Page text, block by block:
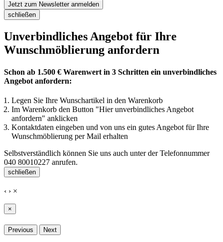
Jetzt zum Newsletter anmelden
schließen
Unverbindliches Angebot für Ihre
Wunschmöblierung anfordern
Schon ab 1.500 € Warenwert in 3 Schritten ein unverbindliches
Angebot anfordern:
Legen Sie Ihre Wunschartikel in den Warenkorb
Im Warenkorb den Button "Hier unverbindliches Angebot
anfordern" anklicken
Kontaktdaten eingeben und von uns ein gutes Angebot für Ihre
Wunschmöblierung per Mail erhalten
Selbstverständlich können Sie uns auch unter der Telefonnummer
040 80010227 anrufen.
schließen
‹ › ×
×
Previous Next